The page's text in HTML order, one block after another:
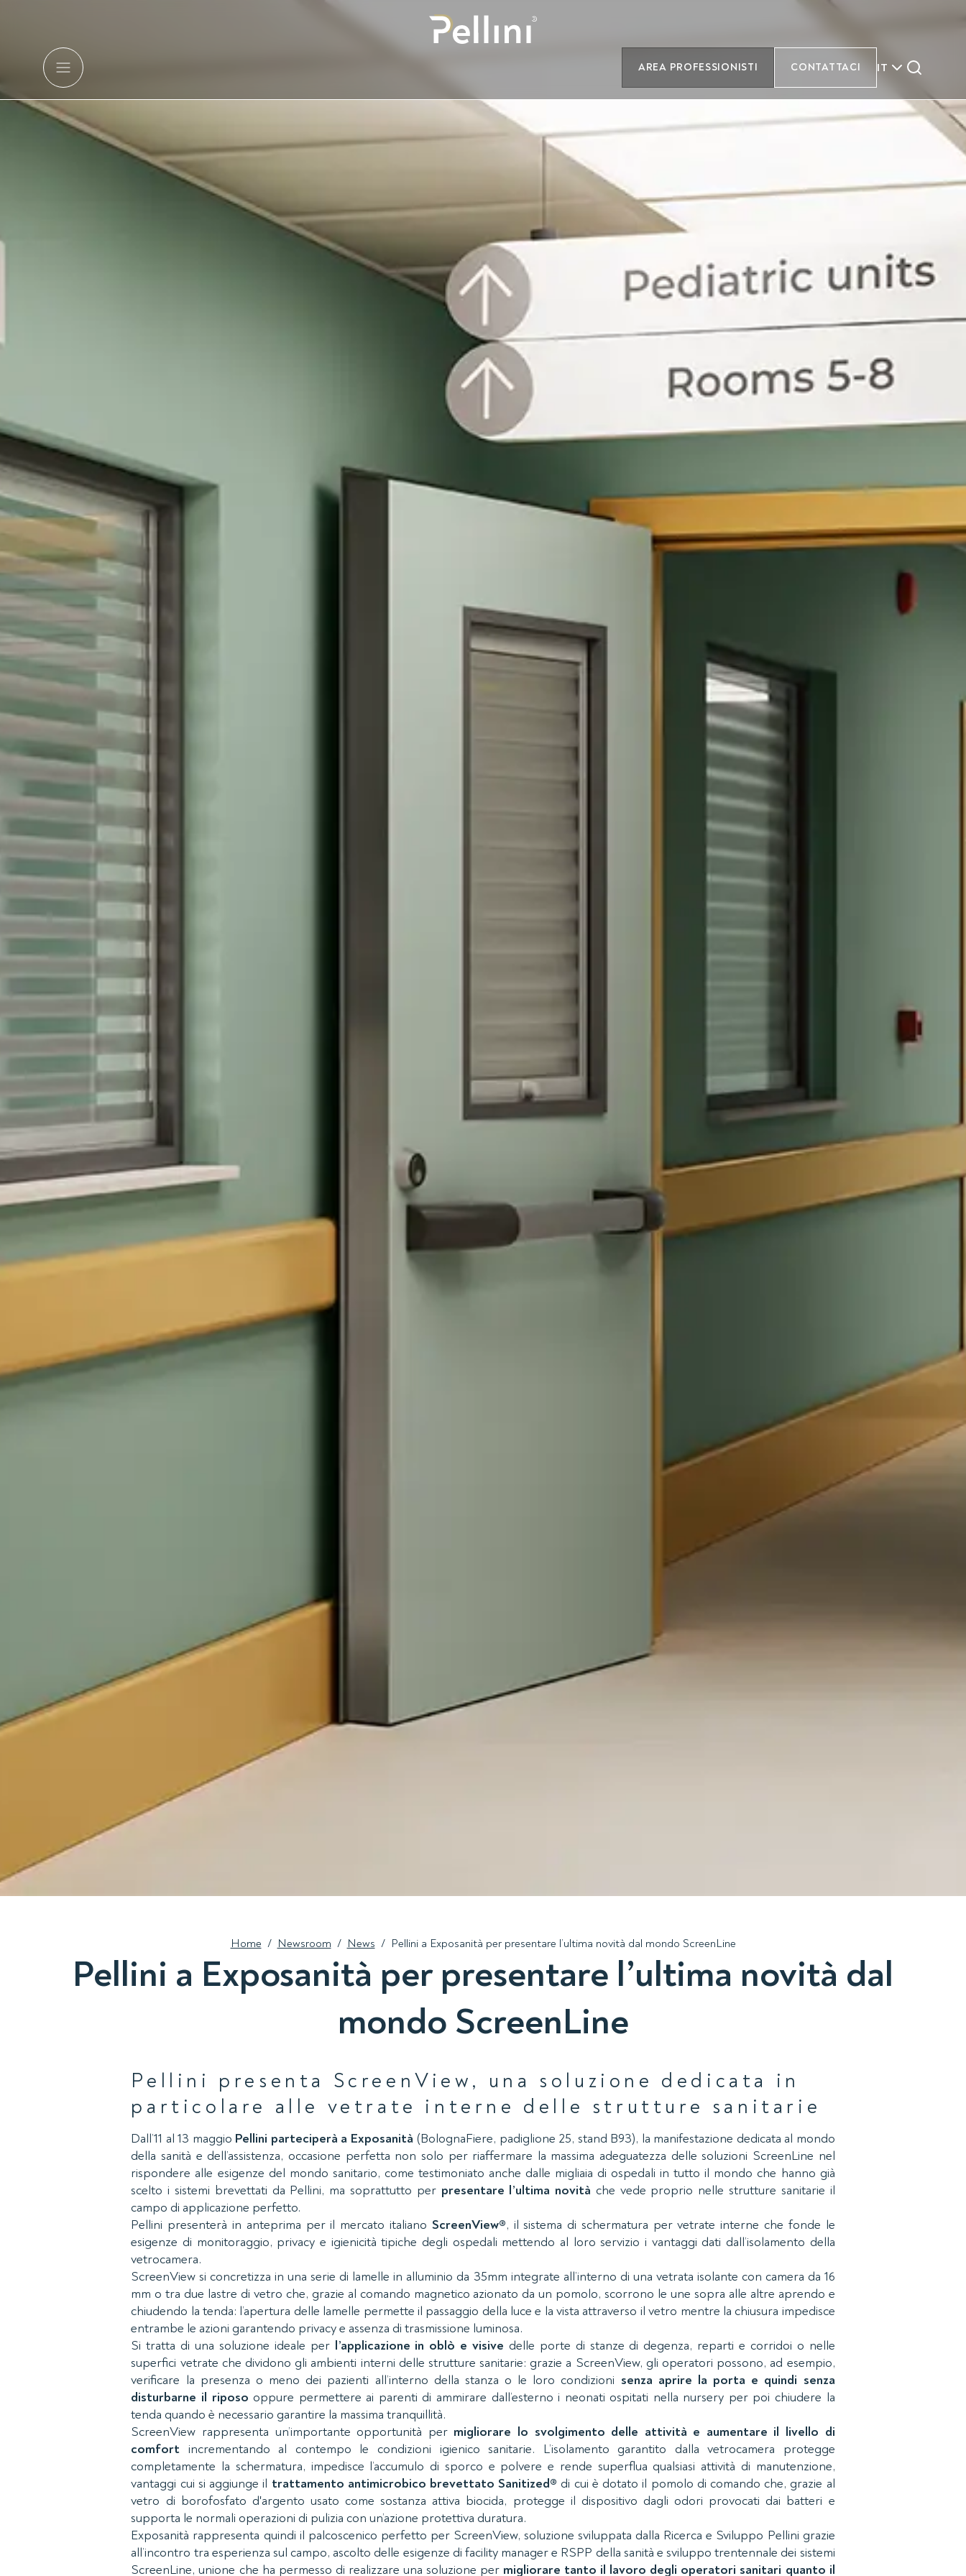
AREA PROFESSIONISTI CONTATTACI IT
Home / Newsroom / News / Pellini a Exposanità per presentare l’ultima novità dal mondo ScreenLine
Pellini a Exposanità per presentare l’ultima novità dal
mondo ScreenLine
Pellini presenta ScreenView, una soluzione dedicata in
particolare alle vetrate interne delle strutture sanitarie
Dall’11 al 13 maggio Pellini parteciperà a Exposanità (BolognaFiere, padiglione 25, stand B93), la manifestazione dedicata al mondo
della sanità e dell’assistenza, occasione perfetta non solo per riaffermare la massima adeguatezza delle soluzioni ScreenLine nel
rispondere alle esigenze del mondo sanitario, come testimoniato anche dalle migliaia di ospedali in tutto il mondo che hanno già
scelto i sistemi brevettati da Pellini, ma soprattutto per presentare l’ultima novità che vede proprio nelle strutture sanitarie il
campo di applicazione perfetto.
Pellini presenterà in anteprima per il mercato italiano ScreenView®, il sistema di schermatura per vetrate interne che fonde le
esigenze di monitoraggio, privacy e igienicità tipiche degli ospedali mettendo al loro servizio i vantaggi dati dall’isolamento della
vetrocamera.
ScreenView si concretizza in una serie di lamelle in alluminio da 35mm integrate all’interno di una vetrata isolante con camera da 16
mm o tra due lastre di vetro che, grazie al comando magnetico azionato da un pomolo, scorrono le une sopra alle altre aprendo e
chiudendo la tenda: l’apertura delle lamelle permette il passaggio della luce e la vista attraverso il vetro mentre la chiusura impedisce
entrambe le azioni garantendo privacy e assenza di trasmissione luminosa.
Si tratta di una soluzione ideale per l’applicazione in oblò e visive delle porte di stanze di degenza, reparti e corridoi o nelle
superfici vetrate che dividono gli ambienti interni delle strutture sanitarie: grazie a ScreenView, gli operatori possono, ad esempio,
verificare la presenza o meno dei pazienti all’interno della stanza o le loro condizioni senza aprire la porta e quindi senza
disturbarne il riposo oppure permettere ai parenti di ammirare dall’esterno i neonati ospitati nella nursery per poi chiudere la
tenda quando è necessario garantire la massima tranquillità.
ScreenView rappresenta un’importante opportunità per migliorare lo svolgimento delle attività e aumentare il livello di
comfort incrementando al contempo le condizioni igienico sanitarie. L’isolamento garantito dalla vetrocamera protegge
completamente la schermatura, impedisce l’accumulo di sporco e polvere e rende superflua qualsiasi attività di manutenzione,
vantaggi cui si aggiunge il trattamento antimicrobico brevettato Sanitized® di cui è dotato il pomolo di comando che, grazie al
vetro di borofosfato d'argento usato come sostanza attiva biocida, protegge il dispositivo dagli odori provocati dai batteri e
supporta le normali operazioni di pulizia con un’azione protettiva duratura.
Exposanità rappresenta quindi il palcoscenico perfetto per ScreenView, soluzione sviluppata dalla Ricerca e Sviluppo Pellini grazie
all’incontro tra esperienza sul campo, ascolto delle esigenze di facility manager e RSPP della sanità e sviluppo trentennale dei sistemi
ScreenLine, unione che ha permesso di realizzare una soluzione per migliorare tanto il lavoro degli operatori sanitari quanto il